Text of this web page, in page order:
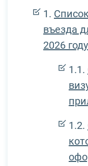
въезда
2026 году